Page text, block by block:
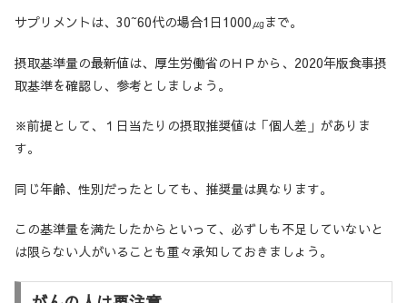
サプリメントは、30~60代の場合1日1000㎍まで。
摂取基準量の最新値は、厚生労働省のＨＰから、2020年版食事摂
取基準を確認し、参考としましょう。
※前提として、１日当たりの摂取推奨値は「個人差」がありま
す。
同じ年齢、性別だったとしても、推奨量は異なります。
この基準量を満たしたからといって、必ずしも不足していないと
は限らない人がいることも重々承知しておきましょう。